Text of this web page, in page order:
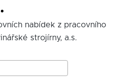
nabídek z pracovního
strojírny, a.s.